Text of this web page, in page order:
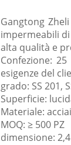
Gangtong
impermeabili
alta qualità e
Confezione:
esigenze del
grado: SS 201,
Superficie:
Materiale:
MOQ: ≥ 500 PZ
dimensione: